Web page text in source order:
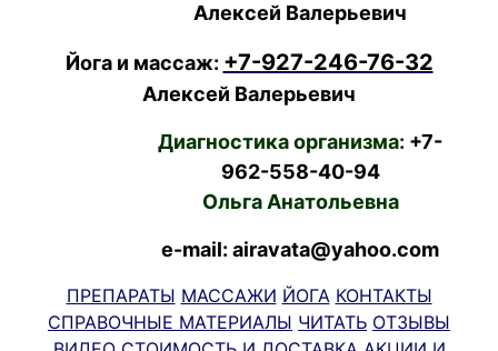
Алексей Валерьевич
Йога и массаж: +7-927-246-76-32
Алексей Валерьевич
Диагностика организма: +7-
962-558-40-94
Ольга Анатольевна
e-mail: airavata@yahoo.com
ПРЕПАРАТЫ МАССАЖИ ЙОГА КОНТАКТЫ
СПРАВОЧНЫЕ МАТЕРИАЛЫ ЧИТАТЬ ОТЗЫВЫ